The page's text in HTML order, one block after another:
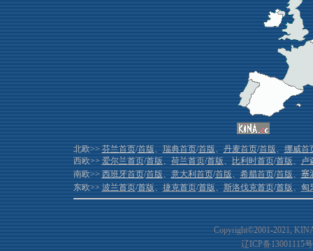
北欧>>芬兰首页/首版、瑞典首页/首版、丹麦首页/首版、挪威首
西欧>>爱尔兰首页/首版、荷兰首页/首版、比利时首页/首版、卢
南欧>>西班牙首页/首版、意大利首页/首版、希腊首页/首版、塞
东欧>>波兰首页/首版、捷克首页/首版、斯洛伐克首页/首版、匈
Copyright©2001-2021,
辽ICP备13001115